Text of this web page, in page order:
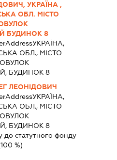
УКРАЇНА ,
ОБЛ. МІСТО
БУДИНОК 8
УКРАЇНА,
ОБЛ., МІСТО
БУДИНОК 8
ЛЕОНІДОВИЧ
УКРАЇНА,
ОБЛ., МІСТО
БУДИНОК 8
до статутного фонду
%)